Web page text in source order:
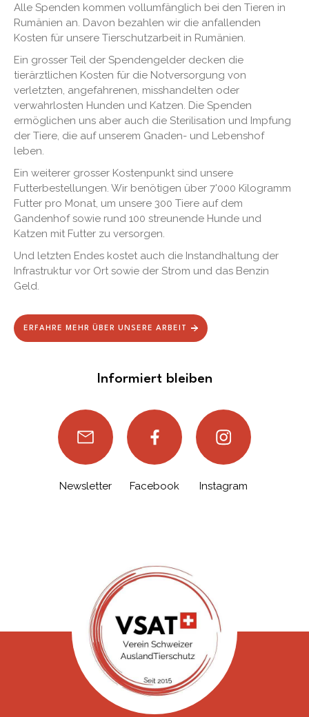
Alle Spenden kommen vollumfänglich bei den Tieren in
Rumänien an. Davon bezahlen wir die anfallenden
Kosten für unsere Tierschutzarbeit in Rumänien.
Ein grosser Teil der Spendengelder decken die
tierärztlichen Kosten für die Notversorgung von
verletzten, angefahrenen, misshandelten oder
verwahrlosten Hunden und Katzen. Die Spenden
ermöglichen uns aber auch die Sterilisation und Impfung
der Tiere, die auf unserem Gnaden- und Lebenshof
leben.
Ein weiterer grosser Kostenpunkt sind unsere
Futterbestellungen. Wir benötigen über 7'000 Kilogramm
Futter pro Monat, um unsere 300 Tiere auf dem
Gandenhof sowie rund 100 streunende Hunde und
Katzen mit Futter zu versorgen.
Und letzten Endes kostet auch die Instandhaltung der
Infrastruktur vor Ort sowie der Strom und das Benzin
Geld.
ERFAHRE MEHR ÜBER UNSERE ARBEIT
Informiert bleiben
Newsletter Facebook Instagram